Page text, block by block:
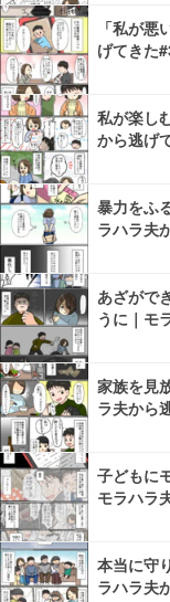
「私が
げてきた
私が楽し
から逃げ
暴力をふ
ラハラ夫
あざがで
うに｜モ
家族を見
ラ夫から
子どもに
モラハラ
本当に守
ラハラ夫